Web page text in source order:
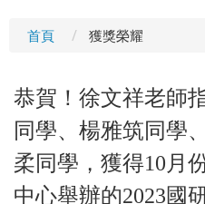
首頁 獲獎榮耀
恭賀！徐文祥老師
同學、楊雅筑同學
柔同學，獲得10月
中心舉辦的2023國